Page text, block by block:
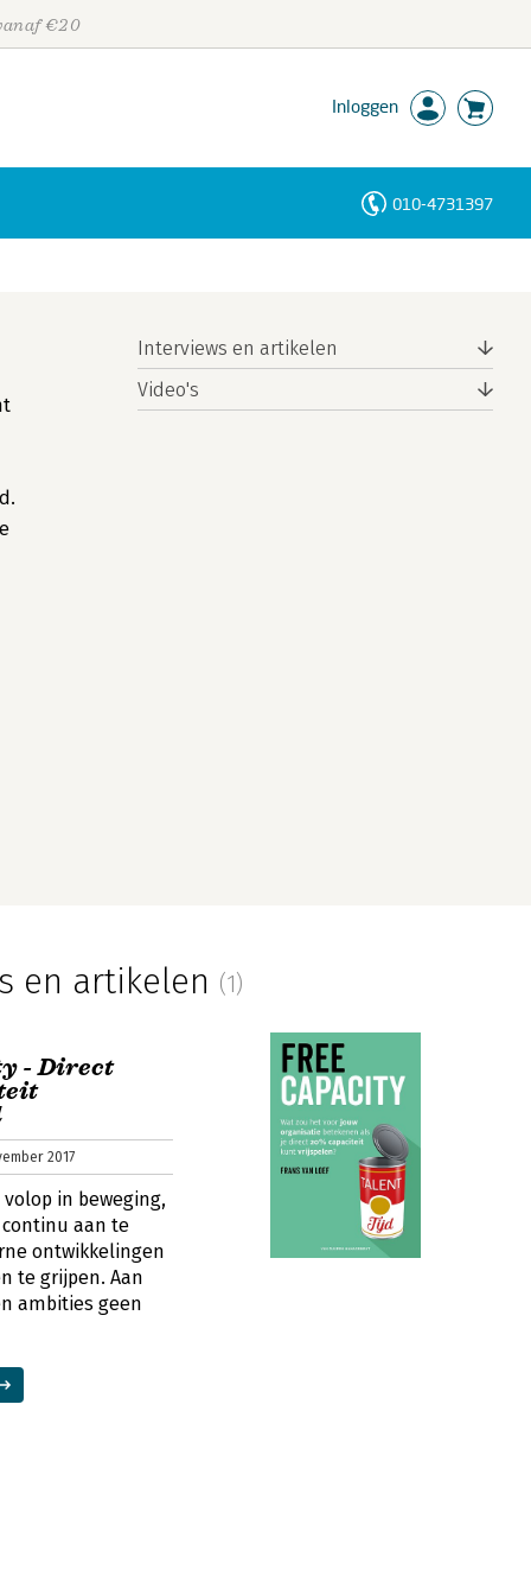
€20
Inloggen
010-4731397
Interviews en artikelen
Video's
en artikelen (1)
- Direct
2017
in beweging,
aan te
ontwikkelingen
te grijpen. Aan
ambities geen
Personen